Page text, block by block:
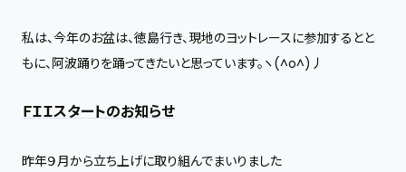
私は、今年のお盆は、徳島行き、現地のヨットレースに参加するとと
もに、阿波踊りを踊ってきたいと思っています。ヽ(^o^)丿
ＦＩＩスタートのお知らせ
昨年９月から立ち上げに取り組んでまいりました